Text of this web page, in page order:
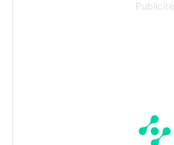
Publicité